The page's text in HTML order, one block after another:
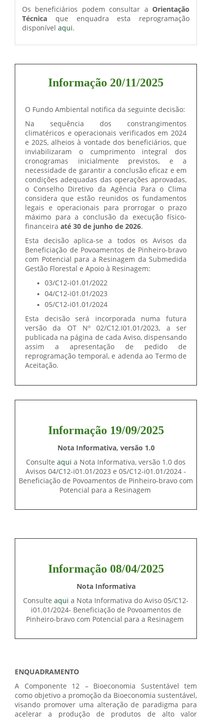
Os beneficiários podem consultar aOrientação
Técnica que enquadra esta reprogramação
disponível aqui.
Informação 20/11/2025
O Fundo Ambiental notifica da seguinte decisão:
Na sequência dos constrangimentos
climatéricos e operacionais verificados em 2024
e 2025, alheios à vontade dos beneficiários, que
inviabilizaram o cumprimento integral dos
cronogramas inicialmente previstos, e a
necessidade de garantir a conclusão eficaz e em
condições adequadas das operações aprovadas,
o Conselho Diretivo da Agência Para o Clima
considera que estão reunidos os fundamentos
legais e operacionais para prorrogar o prazo
máximo para a conclusão da execução físico-
financeira até 30 de junho de 2026.
Esta decisão aplica-se a todos os Avisos da
Beneficiação de Povoamentos de Pinheiro-bravo
com Potencial para a Resinagem da Submedida
Gestão Florestal e Apoio à Resinagem:
03/C12-i01.01/2022
04/C12-i01.01/2023
05/C12-i01.01/2024
Esta decisão será incorporada numa futura
versão da OT Nº 02/C12.I01.01/2023, a ser
publicada na página de cada Aviso, dispensando
assim a apresentação de pedido de
reprogramação temporal, e adenda ao Termo de
Aceitação.
Informação 19/09/2025
Nota Informativa, versão 1.0
Consulte aqui a Nota Informativa, versão 1.0 dos
Avisos 04/C12-i01.01/2023 e 05/C12-i01.01/2024 -
Beneficiação de Povoamentos de Pinheiro-bravo com
Potencial para a Resinagem
Informação 08/04/2025
Nota Informativa
Consulte aqui a Nota Informativa do Aviso 05/C12-
i01.01/2024- Beneficiação de Povoamentos de
Pinheiro-bravo com Potencial para a Resinagem
ENQUADRAMENTO
A Componente 12 – Bioeconomia Sustentável tem
como objetivo a promoção da Bioeconomia sustentável,
visando promover uma alteração de paradigma para
acelerar a produção de produtos de alto valor